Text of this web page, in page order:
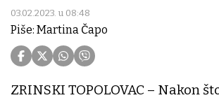
03.02.2023. u 08:48
Piše: Martina Čapo
ZRINSKI TOPOLOVAC – Nakon